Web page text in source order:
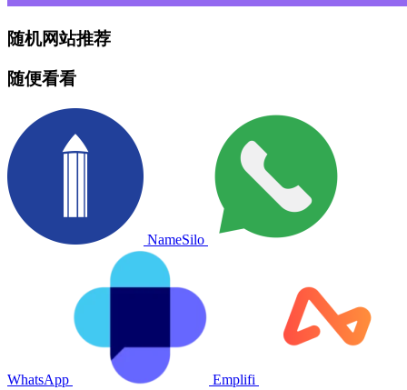
随机网站推荐
随便看看
NameSilo
WhatsApp Emplifi